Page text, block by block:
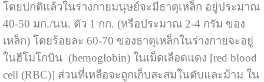
โดยปกติแล้วในร่างกายมนุษย์จะมีธาตุเหล็ก อยู่ประมาณ
40-50 มก./นน. ตัว 1 กก. (หรือประมาณ 2-4 กรัม ของ
เหล็ก) โดยร้อยละ 60-70 ของธาตุเหล็กในร่างกายจะอยู่
ในฮีโมโกบิน (hemoglobin) ในเม็ดเลือดแดง [red blood
cell (RBC)] ส่วนที่เหลือจะถูกเก็บสะสมในตับและม้าม ใน